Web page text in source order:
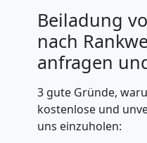
Beiladung
nach
anfragen
3 gute Gründe,
kostenlose und
uns einzuholen: